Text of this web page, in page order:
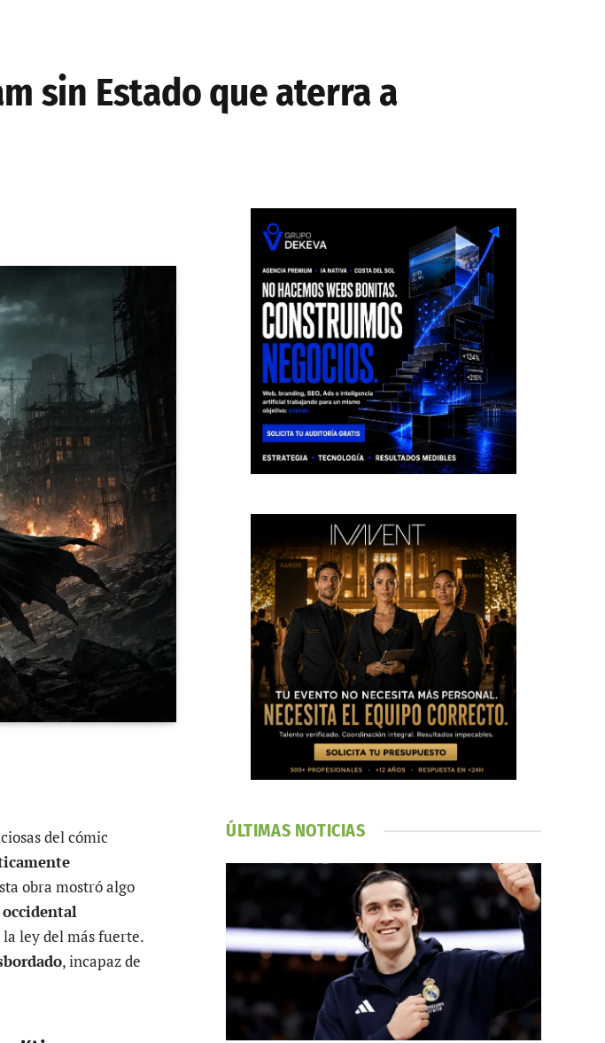
sin Estado que aterra a
del cómic
obra mostró algo
la ley del más fuerte.
, incapaz de
ÚLTIMAS NOTICIAS